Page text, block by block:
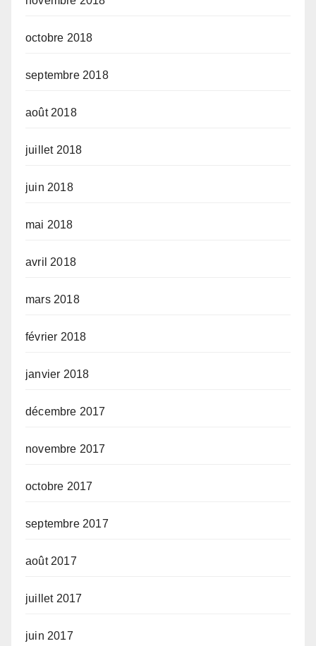
octobre 2018
septembre 2018
août 2018
juillet 2018
juin 2018
mai 2018
avril 2018
mars 2018
février 2018
janvier 2018
décembre 2017
novembre 2017
octobre 2017
septembre 2017
août 2017
juillet 2017
juin 2017